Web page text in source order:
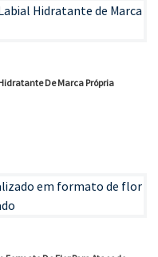
De Marca Própria